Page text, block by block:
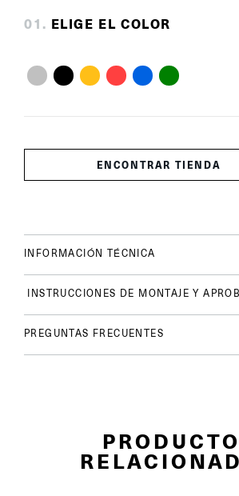
01 . ELIGE EL COLOR
ENCONTRAR TIENDA
INFORMACIÓN TÉCNICA
INSTRUCCIONES DE MONTAJE Y
PREGUNTAS FRECUENTES